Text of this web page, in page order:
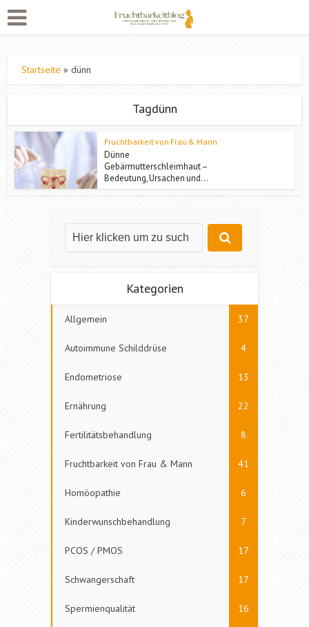
Startseite »dünn
Tagdünn
Fruchtbarkeit von Frau & Mann
Dünne
Gebärmutterschleimhaut –
Bedeutung, Ursachen und...
Kategorien
Allgemein 37
Autoimmune Schilddrüse 4
Endometriose 13
Ernährung 22
Fertilitätsbehandlung 8
Fruchtbarkeit von Frau & Mann 41
Homöopathie 6
Kinderwunschbehandlung 7
PCOS / PMOS 17
Schwangerschaft 17
Spermienqualität 16